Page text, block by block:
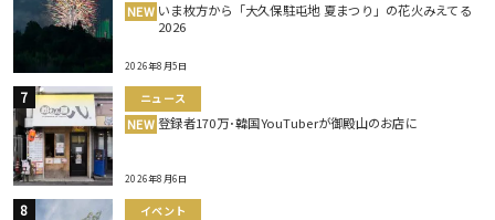
NEW いま枚方から「大久保駐屯地 夏まつり」の花火みえてる
2026
2026年8月5日
ニュース
NEW 登録者170万･韓国YouTuberが御殿山のお店に
2026年8月6日
イベント